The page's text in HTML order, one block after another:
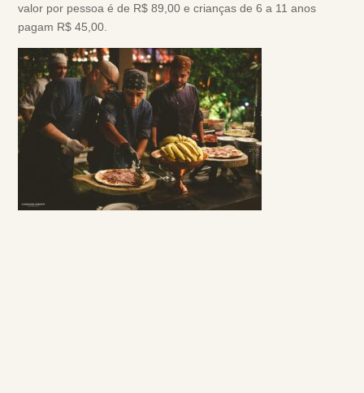
valor por pessoa é de R$ 89,00 e crianças de 6 a 11 anos
pagam R$ 45,00.